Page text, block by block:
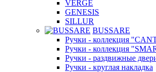
VERGE
GENESIS
SILLUR
BUSSARE
Ручки - коллекция
Ручки - коллекция
Ручки - раздвижные
Ручки - круглая накладка